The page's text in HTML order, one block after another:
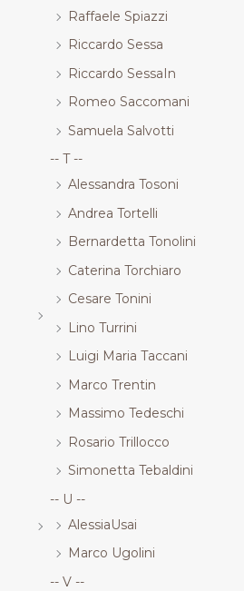
Raffaele Spiazzi
Riccardo Sessa
Riccardo SessaIn
Romeo Saccomani
Samuela Salvotti
-- T --
Alessandra Tosoni
Andrea Tortelli
Bernardetta Tonolini
Caterina Torchiaro
Cesare Tonini
Lino Turrini
Luigi Maria Taccani
Marco Trentin
Massimo Tedeschi
Rosario Trillocco
Simonetta Tebaldini
-- U --
AlessiaUsai
Marco Ugolini
-- V --